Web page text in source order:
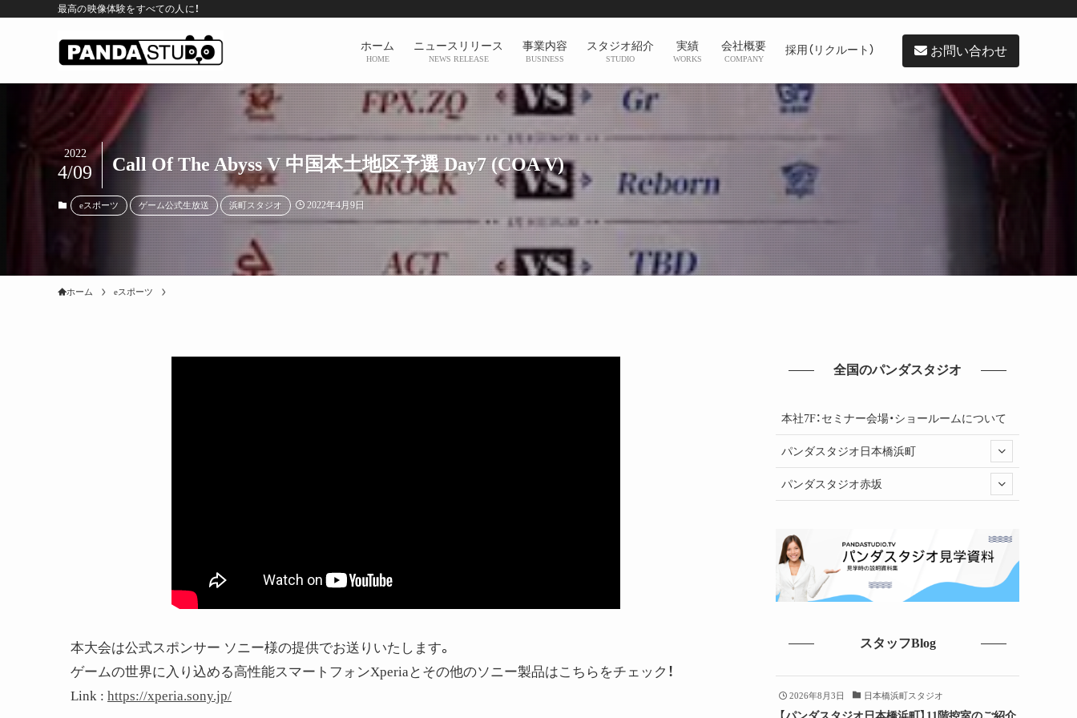
最高の映像体験をすべての人に！
ホーム
HOME
ニュースリリース
NEWS RELEASE
事業内容
BUSINESS
スタジオ紹介
STUDIO
実績
WORKS
会社概要
COMPANY
採用（リクルート） お問い合わせ
Call Of The Abyss V 中国本土地区予選 Day7 (COA V)
2022
4/09
eスポーツ ゲーム公式生放送 浜町スタジオ 2022年4月9日
ホーム eスポーツ
本大会は公式スポンサー ソニー様の提供でお送りいたします。
ゲームの世界に入り込める高性能スマートフォンXperiaとその他のソニー製品はこちらをチェック！
Link : https://xperia.sony.jp/
全国のパンダスタジオ
本社7F：セミナー会場・ショールームについて
パンダスタジオ日本橋浜町
パンダスタジオ赤坂
スタッフBlog
2026年8月3日 日本橋浜町スタジオ